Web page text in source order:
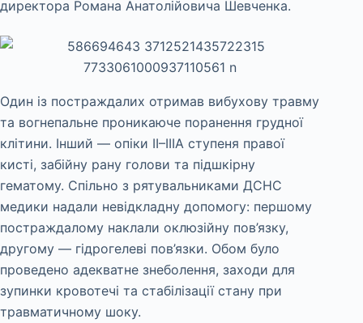
директора Романа Анатолійовича Шевченка.
Один із постраждалих отримав вибухову травму
та вогнепальне проникаюче поранення грудної
клітини. Інший — опіки II–IIIА ступеня правої
кисті, забійну рану голови та підшкірну
гематому. Спільно з рятувальниками ДСНС
медики надали невідкладну допомогу: першому
постраждалому наклали оклюзійну пов’язку,
другому — гідрогелеві пов’язки. Обом було
проведено адекватне знеболення, заходи для
зупинки кровотечі та стабілізації стану при
травматичному шоку.